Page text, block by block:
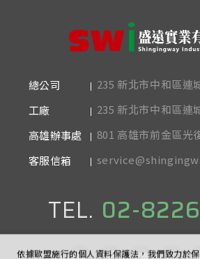
總公司
235 新北市中和區連
工廠
235 新北市中和區連
高雄辦事處
801 高雄市前金區光
客服信箱
TEL. 02-
依據歐盟施行的個人資料保護法，我們致力於